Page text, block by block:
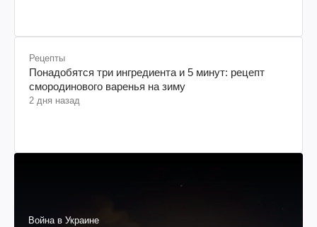
Рецепты
Понадобятся три ингредиента и 5 минут: рецепт
смородинового варенья на зиму
2 дня назад
Война в Украине